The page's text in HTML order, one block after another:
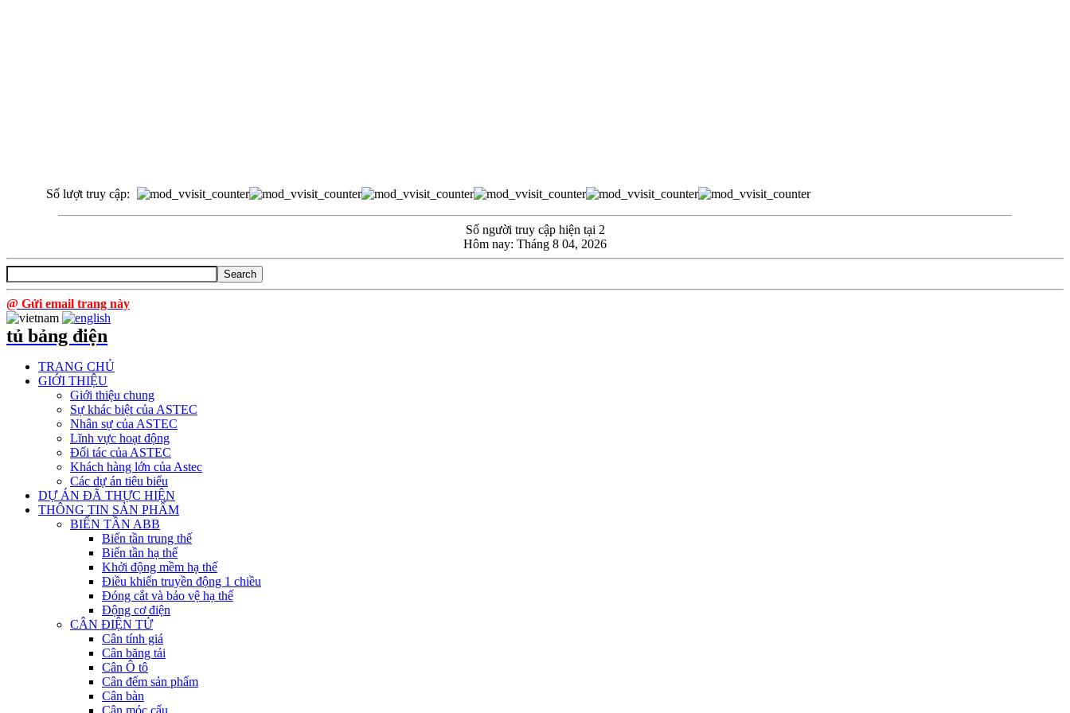
Số lượt truy cập:
Số người truy cập hiện tại 2
Hôm nay: Tháng 8 04, 2026
@ Gửi email trang này
tủ bảng điện
TRANG CHỦ
GIỚI THIỆU
Giới thiệu chung
Sự khác biệt của ASTEC
Nhân sự của ASTEC
Lĩnh vực hoạt động
Đối tác của ASTEC
Khách hàng lớn của Astec
Các dự án tiêu biểu
DỰ ÁN ĐÃ THỰC HIỆN
THÔNG TIN SẢN PHẨM
BIẾN TẦN ABB
Biến tần trung thế
Biến tần hạ thế
Khởi động mềm hạ thế
Điều khiển truyền động 1 chiều
Đóng cắt và bảo vệ hạ thế
Động cơ điện
CÂN ĐIỆN TỬ
Cân tính giá
Cân băng tải
Cân Ô tô
Cân đếm sản phẩm
Cân bàn
Cân móc cẩu